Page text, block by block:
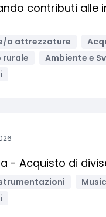
contributi
o attrezzature
rurale
Ambiente e
- Acquisto di